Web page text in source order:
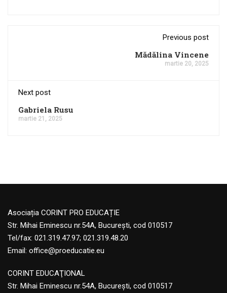
Previous post
Mădălina Vincene
martie 20, 2025
Next post
Gabriela Rusu
martie 21, 2025
Asociația CORINT PRO EDUCAȚIE
Str. Mihai Eminescu nr.54A, București, cod 010517
Tel/fax: 021.319.47.97; 021.319.48.20
Email: office@proeducatie.eu
CORINT EDUCAŢIONAL
Str. Mihai Eminescu nr.54A, Bucureşti, cod 010517